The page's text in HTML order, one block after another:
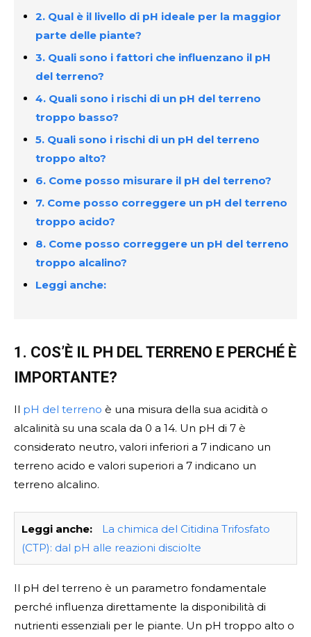
2. Qual è il livello di pH ideale per la maggior
parte delle piante?
3. Quali sono i fattori che influenzano il pH
del terreno?
4. Quali sono i rischi di un pH del terreno
troppo basso?
5. Quali sono i rischi di un pH del terreno
troppo alto?
6. Come posso misurare il pH del terreno?
7. Come posso correggere un pH del terreno
troppo acido?
8. Come posso correggere un pH del terreno
troppo alcalino?
Leggi anche:
1. COS’È IL PH DEL TERRENO E PERCHÉ È
IMPORTANTE?
Il pH del terreno è una misura della sua acidità o
alcalinità su una scala da 0 a 14. Un pH di 7 è
considerato neutro, valori inferiori a 7 indicano un
terreno acido e valori superiori a 7 indicano un
terreno alcalino.
Leggi anche:
La chimica del Citidina Trifosfato
(CTP): dal pH alle reazioni disciolte
Il pH del terreno è un parametro fondamentale
perché influenza direttamente la disponibilità di
nutrienti essenziali per le piante. Un pH troppo alto o